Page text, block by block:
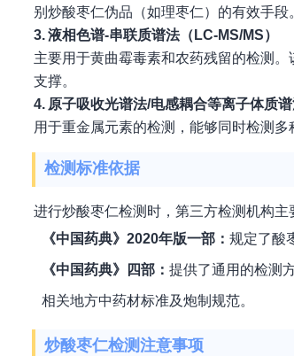
别炒酸枣仁伪品（如理枣仁）的有效手段
3. 液相色谱-串联质谱法（LC-MS/MS）
主要用于黄曲霉毒素和农药残留的检测
支撑。
4. 原子吸收光谱法/电感耦合等离子体质谱
用于重金属元素的检测，能够同时检测
检测标准依据
进行炒酸枣仁检测时，第三方检测机构主
《中国药典》2020年版一部： 规定了酸
《中国药典》四部： 提供了通用的检测
相关地方中药材标准及炮制规范。
炒酸枣仁检测注意事项